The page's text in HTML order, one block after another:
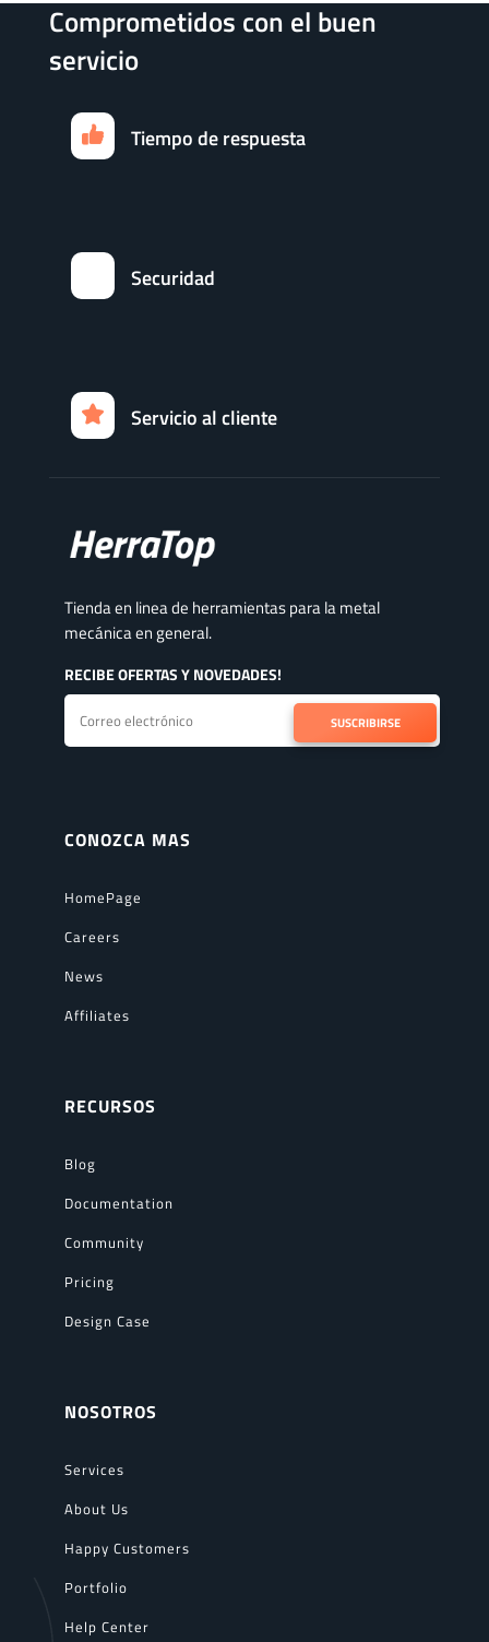
Comprometidos con el buen
servicio
Tiempo de respuesta
Securidad
Servicio al cliente
Tienda en linea de herramientas para la metal
mecánica en general.
RECIBE OFERTAS Y NOVEDADES!
SUSCRIBIRSE
CONOZCA MAS
HomePage
Careers
News
Affiliates
RECURSOS
Blog
Documentation
Community
Pricing
Design Case
NOSOTROS
Services
About Us
Happy Customers
Portfolio
Help Center